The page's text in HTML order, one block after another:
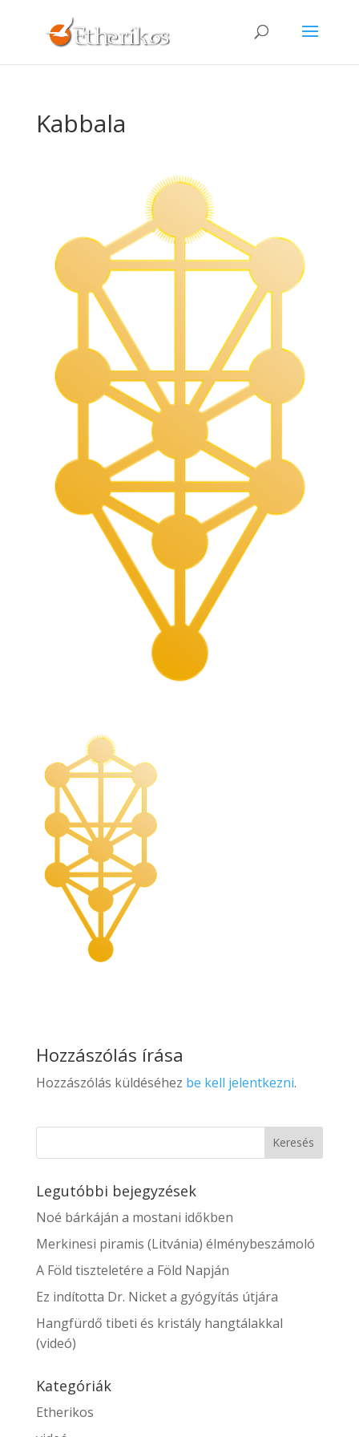
Kabbala
Hozzászólás írása
Hozzászólás küldéséhez be kell jelentkezni.
Legutóbbi bejegyzések
Noé bárkáján a mostani időkben
Merkinesi piramis (Litvánia) élménybeszámoló
A Föld tiszteletére a Föld Napján
Ez indította Dr. Nicket a gyógyítás útjára
Hangfürdő tibeti és kristály hangtálakkal
(videó)
Kategóriák
Etherikos